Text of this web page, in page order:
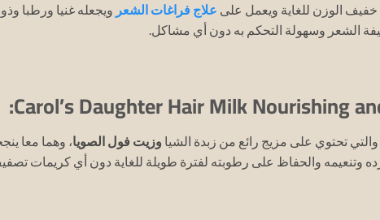
الوزن للغاية ويعمل على علاج فراغات الشعر ويجعله غنيا ورطبا وذو
الشعر وسهولة التحكم به دون أي مشاكل.
تحتوي على مزيج رائع من زبدة الشيا وزيت فول الصويا، وهما معا
وتنعيمه والحفاظ على رطوبته لفترة طويلة للغاية دون أي كريمات